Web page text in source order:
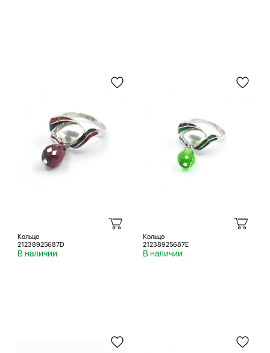
Кольцо
21238925687D
В наличии
Кольцо
21238925687E
В наличии